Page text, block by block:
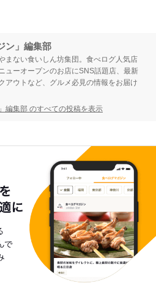
ン」編集部
まない食いしん坊集団。食べログ人気店
ューオープンのお店にSNS話題店、最新
アウトなど、グルメ必見の情報をお届け
編集部 のすべての投稿を表示